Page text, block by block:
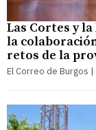
Las Cortes y
la
retos de la
El Correo de Burgos |